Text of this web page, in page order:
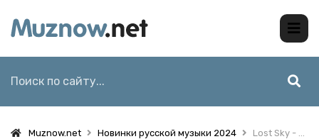
Muznow.net Новинки русской музыки 2024 Lost Sky - Dreams